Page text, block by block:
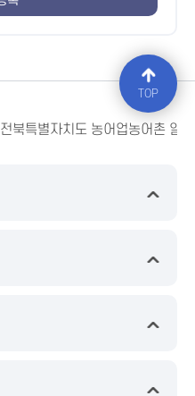
전북특별자치도 농어업농어촌 일
TOP